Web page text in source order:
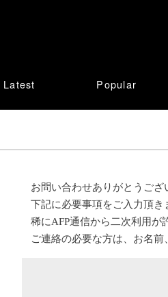
Latest Popular
お問い合わせありがとうござ
下記に必要事項をご入力頂
稀にAFP通信から二次利用が
ご連絡の必要な方は、お名